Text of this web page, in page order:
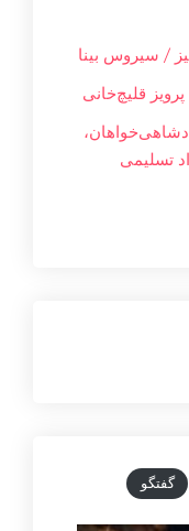
/ سیروس بینا
قلیچ‌خانی
تسليمی
گفتگو